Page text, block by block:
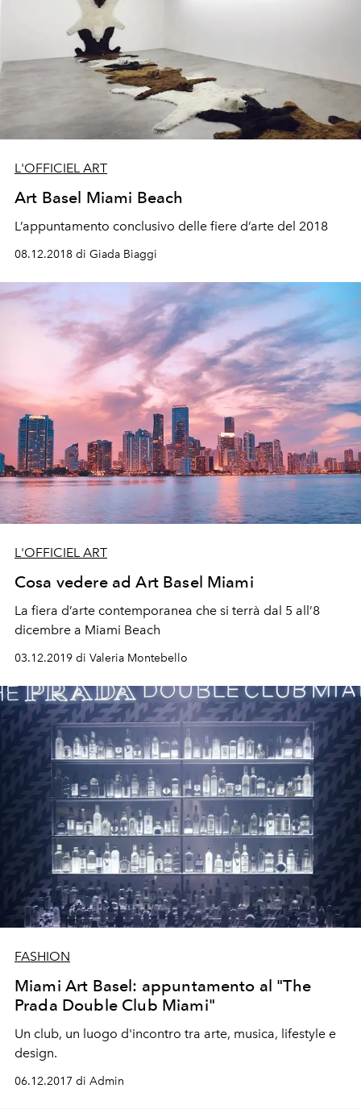
L'OFFICIEL ART
Art Basel Miami Beach
L’appuntamento conclusivo delle fiere d’arte del 2018
08.12.2018 di Giada Biaggi
L'OFFICIEL ART
Cosa vedere ad Art Basel Miami
La fiera d’arte contemporanea che si terrà dal 5 all’8
dicembre a Miami Beach
03.12.2019 di Valeria Montebello
FASHION
Miami Art Basel: appuntamento al "The
Prada Double Club Miami"
Un club, un luogo d'incontro tra arte, musica, lifestyle e
design.
06.12.2017 di Admin